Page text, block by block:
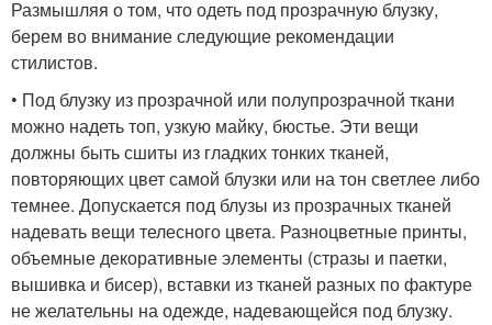
Размышляя о том, что одеть под прозрачную блузку,
берем во внимание следующие рекомендации
стилистов.
• Под блузку из прозрачной или полупрозрачной ткани
можно надеть топ, узкую майку, бюстье. Эти вещи
должны быть сшиты из гладких тонких тканей,
повторяющих цвет самой блузки или на тон светлее либо
темнее. Допускается под блузы из прозрачных тканей
надевать вещи телесного цвета. Разноцветные принты,
объемные декоративные элементы (стразы и паетки,
вышивка и бисер), вставки из тканей разных по фактуре
не желательны на одежде, надевающейся под блузку.